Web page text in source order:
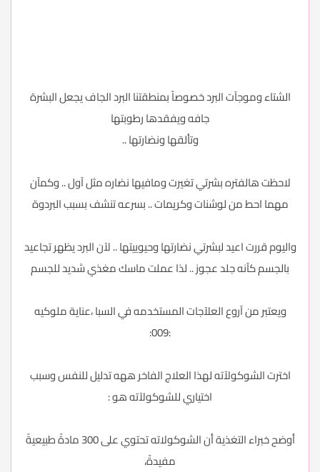
الشتاء وموجآت البرد خصوصاً بمنطقتنا البرد الجاف يجعل البشرة
جافه ويفقدها رطوبتها
وتألقها ونضارتها ..
لاحظت هالفتره بشرتي تغيرت ومافيها نضاره مثل آول .. وكمآن
مهما احط من لوشنات وكريمات .. بسرعه تنشف بسبب البردوة
واليوم قررت اعيد لبشرتي نضارتها وحيوييتها .. لآن البرد يظهر تجاعيد
بالجسم كآنه جلد عجوز .. لذا عملت ماسك مغذي شديد للجسم
ويعتبر من آروع العلآجات المستخدمه في السبا ،عناية ملوكيه
:009:
اخترت الشوكولآته لهذا العلاج الفاخر ههه تدليل للنفس وسبب
اختياري للشوكولآته هو :
أوضح خبراء التغذية أن الشوكولاته تحتوي على 300 مادةً طبيعيةً
مفيدةً،